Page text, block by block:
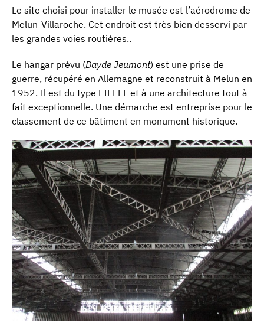
Le site choisi pour installer le musée est l’aérodrome de
Melun-Villaroche. Cet endroit est très bien desservi par
les grandes voies routières..
Le hangar prévu (Dayde Jeumont) est une prise de
guerre, récupéré en Allemagne et reconstruit à Melun en
1952. Il est du type EIFFEL et à une architecture tout à
fait exceptionnelle. Une démarche est entreprise pour le
classement de ce bâtiment en monument historique.